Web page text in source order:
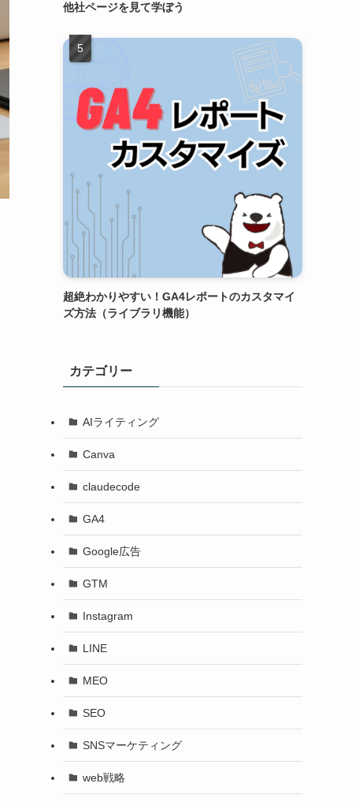
他社ページを見て学ぼう
超絶わかりやすい！GA4レポートのカスタマイ
ズ方法（ライブラリ機能）
カテゴリー
AIライティング
Canva
claudecode
GA4
Google広告
GTM
Instagram
LINE
MEO
SEO
SNSマーケティング
web戦略